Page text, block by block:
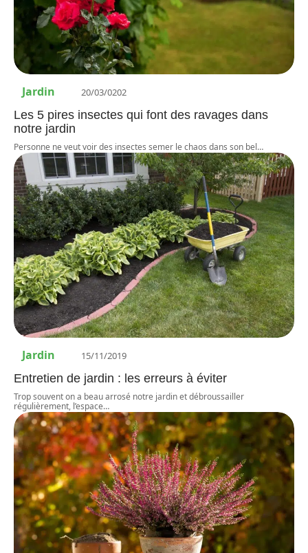
Jardin 20/03/0202
Les 5 pires insectes qui font des ravages dans
notre jardin
Personne ne veut voir des insectes semer le chaos dans son bel…
Jardin 15/11/2019
Entretien de jardin : les erreurs à éviter
Trop souvent on a beau arrosé notre jardin et débroussailler
régulièrement, l’espace…